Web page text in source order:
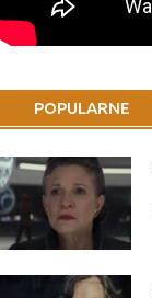
POPULARNE